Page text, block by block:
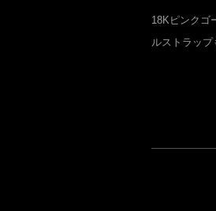
18Kピンクゴ
ルストラップ